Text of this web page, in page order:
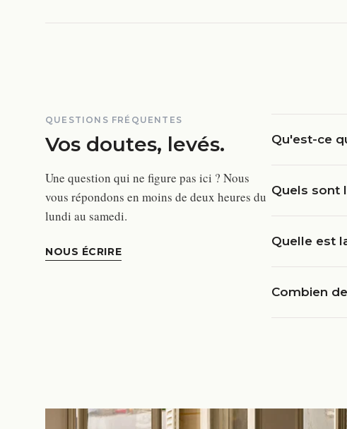
QUESTIONS FRÉQUENTES
Vos doutes, levés.
Une question qui ne figure pas ici ? Nous
vous répondons en moins de deux heures du
lundi au samedi.
NOUS ÉCRIRE
Qu'est-ce
Quels sont
Quelle est
Combien